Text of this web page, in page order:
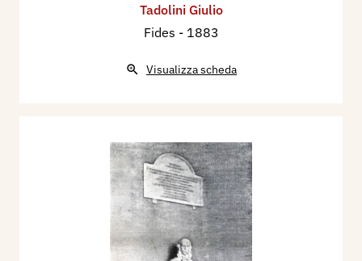
Tadolini Giulio
Fides - 1883
Visualizza scheda